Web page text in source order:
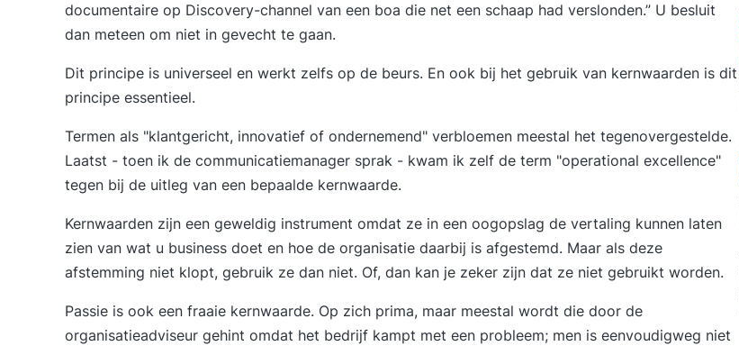
documentaire op Discovery-channel van een boa die net een schaap had verslonden.” U besluit
dan meteen om niet in gevecht te gaan.
Dit principe is universeel en werkt zelfs op de beurs. En ook bij het gebruik van kernwaarden is dit
principe essentieel.
Termen als "klantgericht, innovatief of ondernemend" verbloemen meestal het tegenovergestelde.
Laatst - toen ik de communicatiemanager sprak - kwam ik zelf de term "operational excellence"
tegen bij de uitleg van een bepaalde kernwaarde.
Kernwaarden zijn een geweldig instrument omdat ze in een oogopslag de vertaling kunnen laten
zien van wat u business doet en hoe de organisatie daarbij is afgestemd. Maar als deze
afstemming niet klopt, gebruik ze dan niet. Of, dan kan je zeker zijn dat ze niet gebruikt worden.
Passie is ook een fraaie kernwaarde. Op zich prima, maar meestal wordt die door de
organisatieadviseur gehint omdat het bedrijf kampt met een probleem; men is eenvoudigweg niet